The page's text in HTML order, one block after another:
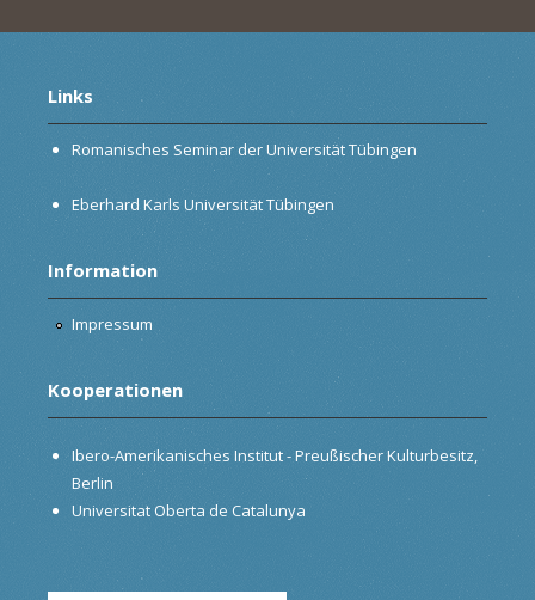
Links
Romanisches Seminar der Universität Tübingen
Eberhard Karls Universität Tübingen
Information
Impressum
Kooperationen
Ibero-Amerikanisches Institut - Preußischer Kulturbesitz,
Berlin
Universitat Oberta de Catalunya